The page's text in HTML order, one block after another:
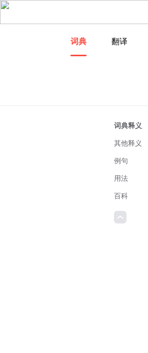
词典 翻译
词典释义
其他释义
例句
用法
百科